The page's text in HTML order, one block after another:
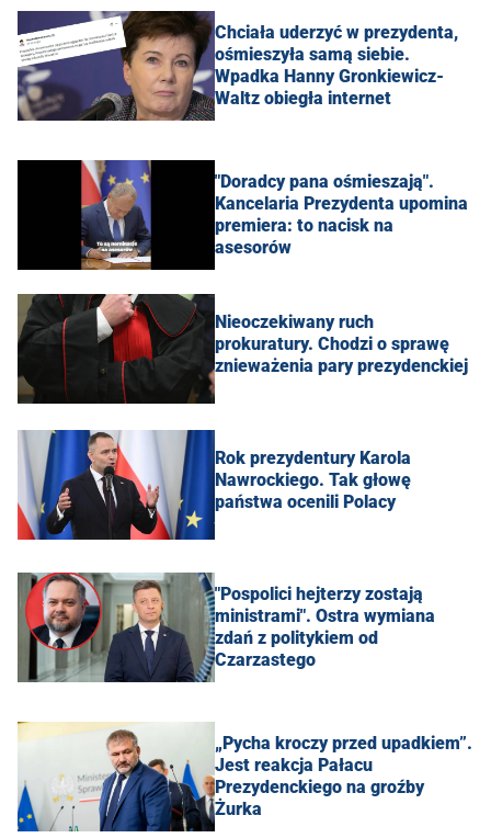
Chciała uderzyć w prezydenta,
ośmieszyła samą siebie.
Wpadka Hanny Gronkiewicz-
Waltz obiegła internet
"Doradcy pana ośmieszają".
Kancelaria Prezydenta upomina
premiera: to nacisk na
asesorów
Nieoczekiwany ruch
prokuratury. Chodzi o sprawę
znieważenia pary prezydenckiej
Rok prezydentury Karola
Nawrockiego. Tak głowę
państwa ocenili Polacy
"Pospolici hejterzy zostają
ministrami". Ostra wymiana
zdań z politykiem od
Czarzastego
„Pycha kroczy przed upadkiem”.
Jest reakcja Pałacu
Prezydenckiego na groźby
Żurka